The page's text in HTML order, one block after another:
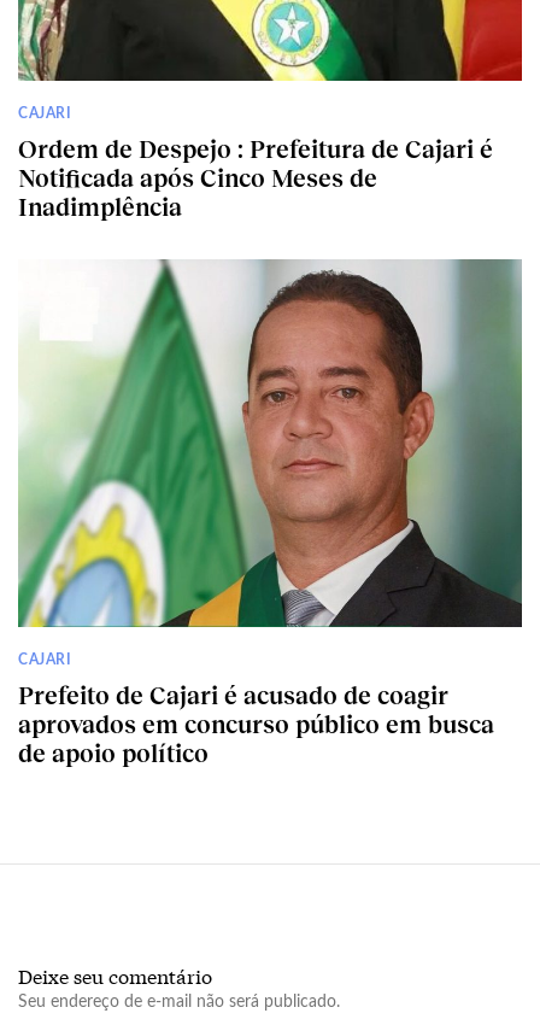
CAJARI
Ordem de Despejo : Prefeitura de Cajari é
Notificada após Cinco Meses de
Inadimplência
CAJARI
Prefeito de Cajari é acusado de coagir
aprovados em concurso público em busca
de apoio político
Deixe seu comentário
Seu endereço de e-mail não será publicado.